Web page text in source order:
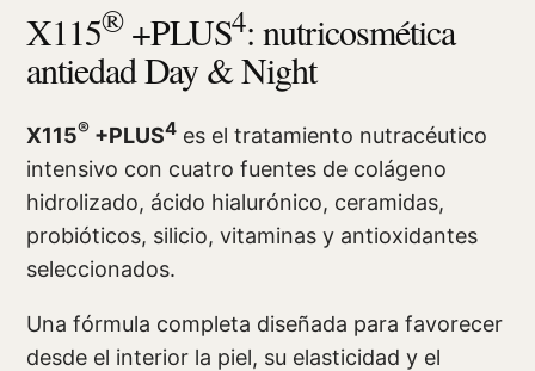
X115®+PLUS4: nutricosmética
antiedad Day & Night
X115® +PLUS4 es el tratamiento nutracéutico
intensivo con cuatro fuentes de colágeno
hidrolizado, ácido hialurónico, ceramidas,
probióticos, silicio, vitaminas y antioxidantes
seleccionados.
Una fórmula completa diseñada para favorecer
desde el interior la piel, su elasticidad y el